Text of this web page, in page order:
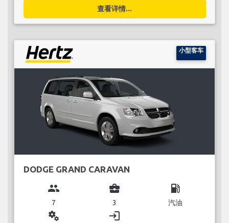
查看详情...
小型客车
DODGE GRAND CARAVAN
group
7
business_center
3
local_gas_station
汽油
miscellaneous_services login